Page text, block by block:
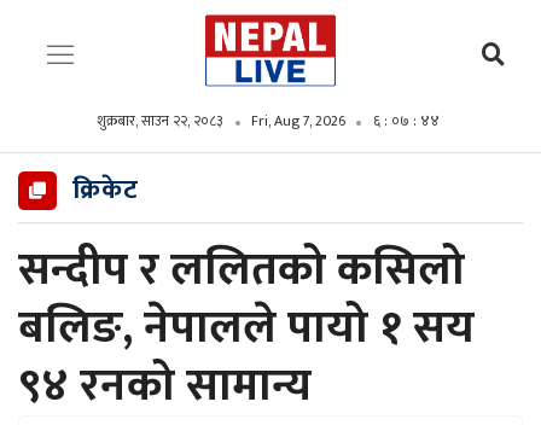
शुक्रबार, साउन २२, २०८३ Fri, Aug 7, 2026 ६ : ०७ : ४६
क्रिकेट
सन्दीप र ललितको कसिलो
बलिङ, नेपालले पायो १ सय
९४ रनको सामान्य